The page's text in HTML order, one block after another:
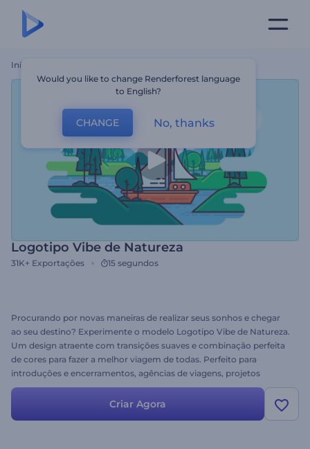
Início
Logotipo Vibe de Natureza
31K+ Exportações 15 segundos
Procurando por novas maneiras de realizar seus sonhos e chegar
ao seu destino? Experimente o modelo Logotipo Vibe de Natureza.
Um design atraente com transições suaves e combinação perfeita
de cores para fazer a melhor viagem de todas. Perfeito para
introduções e encerramentos, agências de viagens, projetos
turísticos e outros relacionados. Insira seu logotipo, altere o texto,
adicione música e gere sua arte.
Criar Agora
Would you like to change Renderforest language
to English?
CHANGE No, thanks